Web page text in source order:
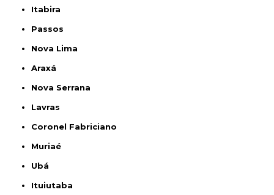
Itabira
Passos
Nova Lima
Araxá
Nova Serrana
Lavras
Coronel Fabriciano
Muriaé
Ubá
Ituiutaba